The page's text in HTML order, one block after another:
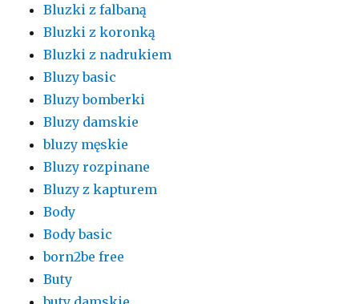
Bluzki z falbaną
Bluzki z koronką
Bluzki z nadrukiem
Bluzy basic
Bluzy bomberki
Bluzy damskie
bluzy męskie
Bluzy rozpinane
Bluzy z kapturem
Body
Body basic
born2be free
Buty